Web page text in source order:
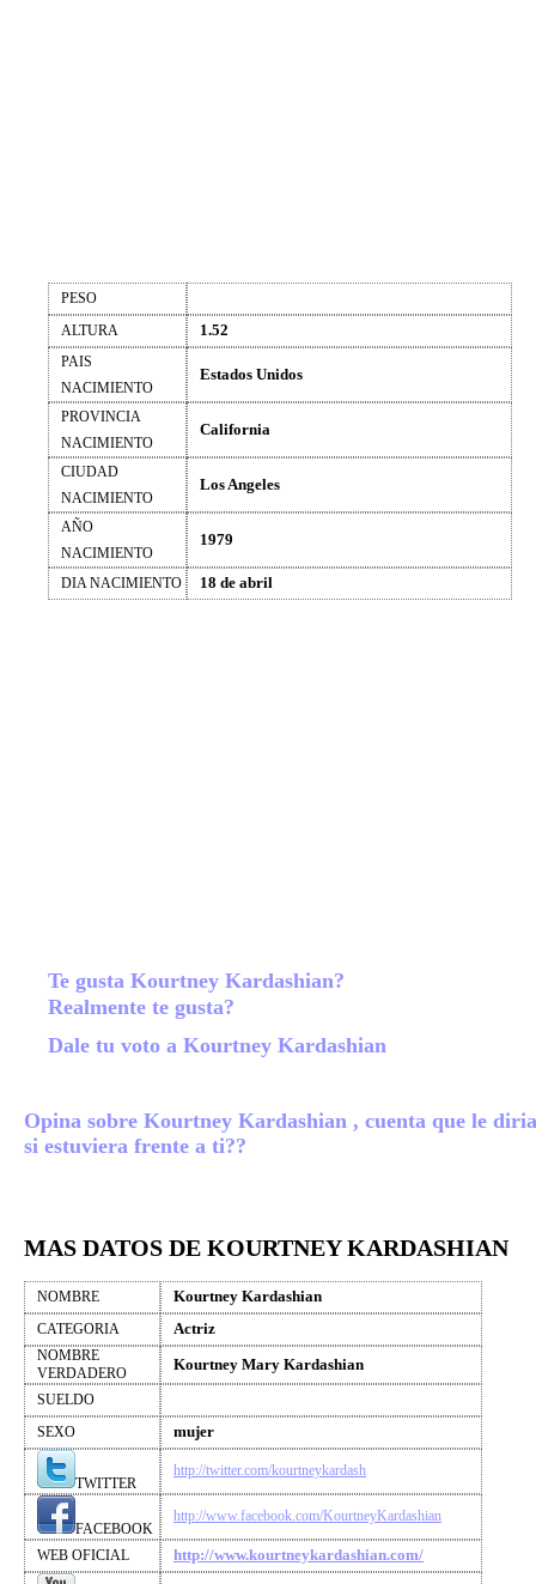
PESO
ALTURA
1.52
PAIS
NACIMIENTO
Estados Unidos
PROVINCIA
NACIMIENTO
California
CIUDAD
NACIMIENTO
Los Angeles
AÑO
NACIMIENTO
1979
DIA NACIMIENTO 18 de abril
Te gusta Kourtney Kardashian?
Realmente te gusta?
Dale tu voto a Kourtney Kardashian
Opina sobre Kourtney Kardashian , cuenta que le
si estuviera frente a ti??
MAS DATOS DE KOURTNEY KARDASHIAN
NOMBRE Kourtney Kardashian
CATEGORIA Actriz
NOMBRE
VERDADERO
Kourtney Mary Kardashian
SUELDO
SEXO
mujer
TWITTER
http://twitter.com/kourtneykardash
FACEBOOK
http://www.facebook.com/KourtneyKardashian
WEB OFICIAL http://www.kourtneykardashian.com/